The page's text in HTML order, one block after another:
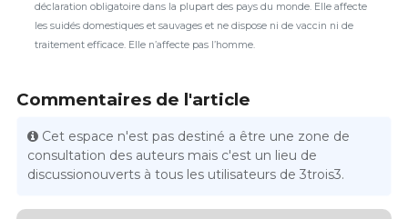
déclaration obligatoire dans la plupart des pays du monde. Elle affecte
les suidés domestiques et sauvages et ne dispose ni de vaccin ni de
traitement efficace. Elle n’affecte pas l’homme.
Commentaires de l'article
Cet espace n'est pas destiné a être une zone de
consultation des auteurs mais c'est un lieu de
discussionouverts à tous les utilisateurs de 3trois3.